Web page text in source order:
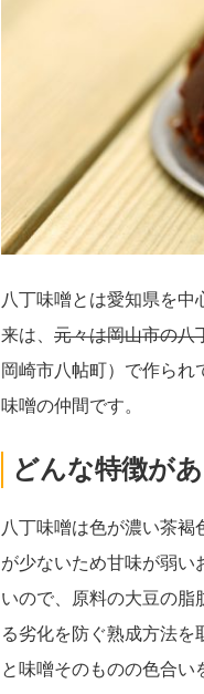
八丁味噌とは愛知県を中
来は、 元々は岡山市の八
岡崎市八帖町）で作ら
味噌の仲間です。
どんな特徴が
八丁味噌は色が濃い茶褐
が少ないため甘味が弱い
いので、原料の大豆の脂
る劣化を防ぐ熟成方法を
と味噌そのものの色合い